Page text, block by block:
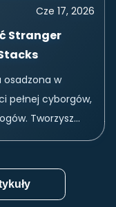
Cze 17, 2026
Stranger
osadzona w
pełnej cyborgów,
Tworzysz
jest budowanie